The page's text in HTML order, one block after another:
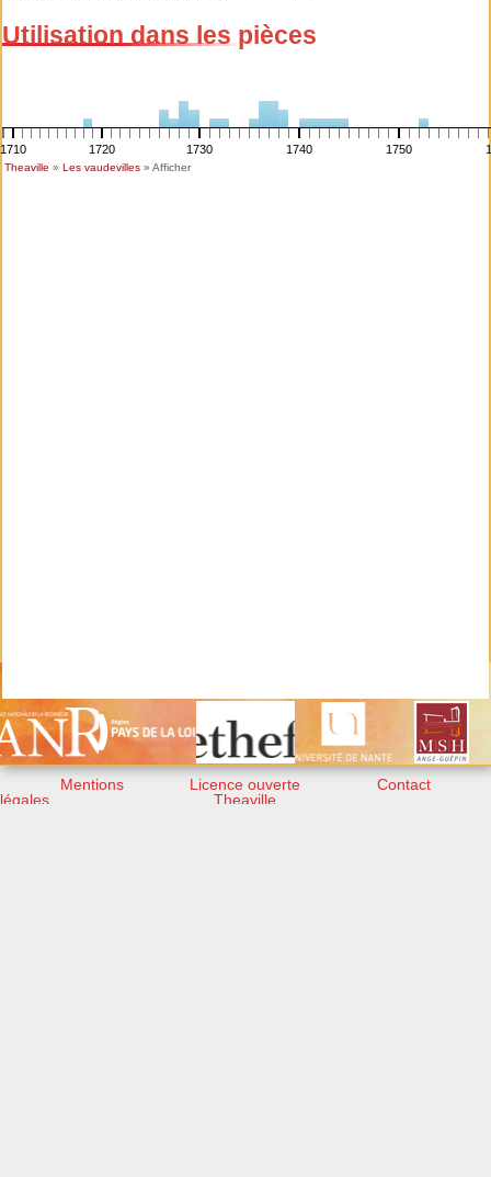
Utilisation dans les pièces
1710 1720 1730 1740 1750
Theaville » Les vaudevilles» Afficher
Mentions
légales
Licence ouverte
Theaville
Contact